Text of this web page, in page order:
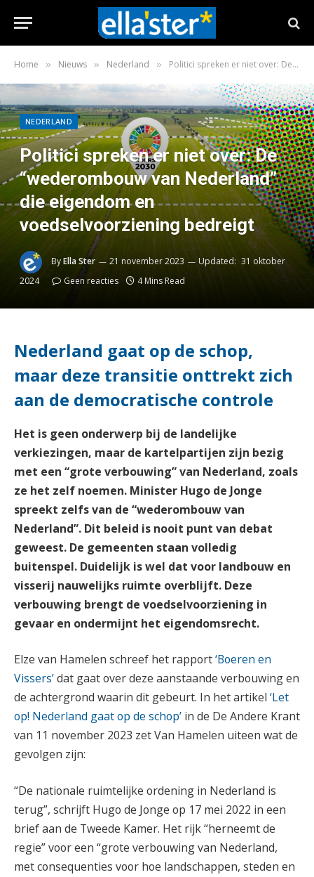
Home » Nieuws » Nederland » Politici spreken er niet over: De “wederombouw van Nederland” die eigendom en voedselvoorziening bedreigt
NEDERLAND
Politici spreken er niet over: De
“wederombouw van Nederland”
die eigendom en
voedselvoorziening bedreigt
ByElla Ster 21 november 2023 Updated: 31 oktober
2024
Geen reacties 4 Mins Read
Nederland gaat op de schop,
maar deze transitie onttrekt zich
aan de democratische controle
Het is geen onderwerp bij de landelijke
verkiezingen, maar de kartelpartijen zijn bezig
met een “grote verbouwing” van Nederland, zoals
ze het zelf noemen. Minister Hugo de Jonge
spreekt zelfs van de “wederombouw van
Nederland”. Dit beleid is nooit punt van debat
geweest. De gemeenten staan volledig
buitenspel. Duidelijk is wel dat voor landbouw en
visserij nauwelijks ruimte overblijft. Deze
verbouwing brengt de voedselvoorziening in
gevaar en ondermijnt het eigendomsrecht.
Elze van Hamelen schreef het rapport‘Boeren en
Vissers’dat gaat over deze aanstaande verbouwing en
de achtergrond waarin dit gebeurt. In het artikel ‘Let
op! Nederland gaat op de schop’ in de De Andere Krant
van 11 november 2023 zet Van Hamelen uiteen wat de
gevolgen zijn:
“De nationale ruimtelijke ordening in Nederland is
terug”, schrijft Hugo de Jonge op 17 mei 2022 in een
brief aan de Tweede Kamer. Het rijk “herneemt de
regie” voor een “grote verbouwing van Nederland,
met consequenties voor hoe landschappen, steden en